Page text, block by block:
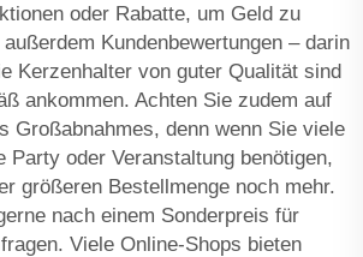
oder Rabatte, um Geld zu
Kundenbewertungen – darin
Kerzenhalter von guter Qualität sind
ankommen. Achten Sie zudem auf
Großabnahmes, denn wenn Sie viele
Party oder Veranstaltung benötigen,
größeren Bestellmenge noch mehr.
nach einem Sonderpreis für
Viele Online-Shops bieten